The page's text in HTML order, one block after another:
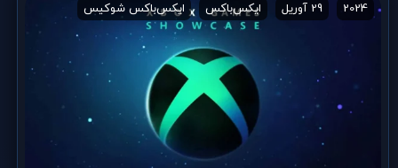
2024 29 آوریل ایکس‌باکس ایکس‌باکس شوکیس